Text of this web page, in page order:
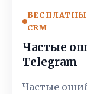
CRM
Частые
Telegram
Частые